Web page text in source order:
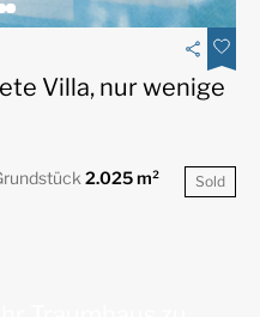
Villa, nur wenige
2.025 m² Sold